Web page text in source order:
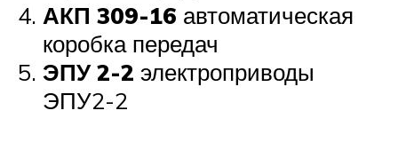
АКП 309-16 автоматическая
коробка передач
ЭПУ 2-2 электроприводы
ЭПУ2-2